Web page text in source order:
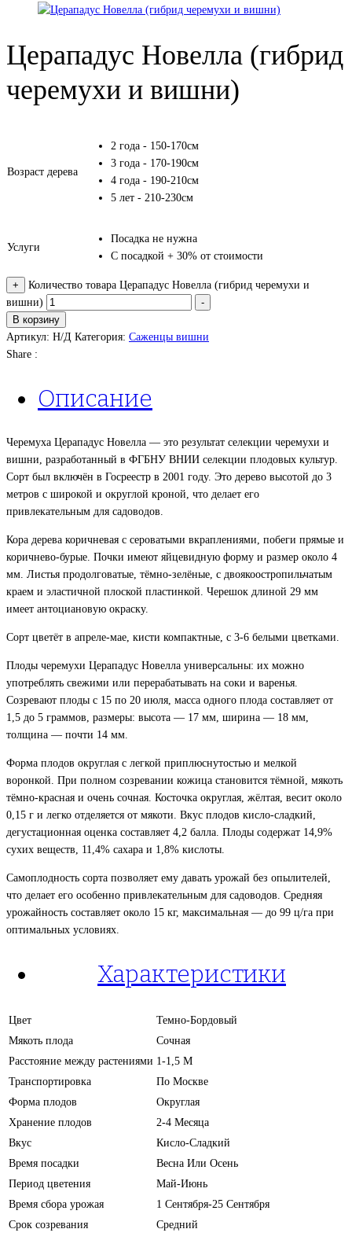
Церападус Новелла (гибрид
черемухи и вишни)
Возраст дерева
2 года - 150-170см
3 года - 170-190см
4 года - 190-210см
5 лет - 210-230см
Услуги
Посадка не нужна
С посадкой + 30% от стоимости
+
Количество товара Церападус Новелла (гибрид черемухи и
вишни)
-
В корзину
Артикул: Н/Д Категория: Саженцы вишни
Share :
Описание
Черемуха Церападус Новелла — это результат селекции черемухи и
вишни, разработанный в ФГБНУ ВНИИ селекции плодовых культур.
Сорт был включён в Госреестр в 2001 году. Это дерево высотой до 3
метров с широкой и округлой кроной, что делает его
привлекательным для садоводов.
Кора дерева коричневая с сероватыми вкраплениями, побеги прямые и
коричнево-бурые. Почки имеют яйцевидную форму и размер около 4
мм. Листья продолговатые, тёмно-зелёные, с двоякоостропильчатым
краем и эластичной плоской пластинкой. Черешок длиной 29 мм
имеет антоциановую окраску.
Сорт цветёт в апреле-мае, кисти компактные, с 3-6 белыми цветками.
Плоды черемухи Церападус Новелла универсальны: их можно
употреблять свежими или перерабатывать на соки и варенья.
Созревают плоды с 15 по 20 июля, масса одного плода составляет от
1,5 до 5 граммов, размеры: высота — 17 мм, ширина — 18 мм,
толщина — почти 14 мм.
Форма плодов округлая с легкой приплюснутостью и мелкой
воронкой. При полном созревании кожица становится тёмной, мякоть
тёмно-красная и очень сочная. Косточка округлая, жёлтая, весит около
0,15 г и легко отделяется от мякоти. Вкус плодов кисло-сладкий,
дегустационная оценка составляет 4,2 балла. Плоды содержат 14,9%
сухих веществ, 11,4% сахара и 1,8% кислоты.
Самоплодность сорта позволяет ему давать урожай без опылителей,
что делает его особенно привлекательным для садоводов. Средняя
урожайность составляет около 15 кг, максимальная — до 99 ц/га при
оптимальных условиях.
Характеристики
Цвет
Темно-Бордовый
Мякоть плода
Сочная
Расстояние между растениями 1-1,5 М
Транспортировка
По Москве
Форма плодов
Округлая
Хранение плодов
2-4 Месяца
Вкус
Кисло-Сладкий
Время посадки
Весна Или Осень
Период цветения
Май-Июнь
Время сбора урожая
1 Сентября-25 Сентября
Срок созревания
Средний